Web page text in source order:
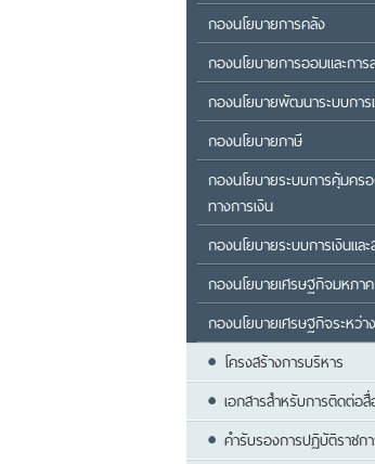
กองนโยบายการคลัง
กองนโยบายการออมและกา
กองนโยบายพัฒนาระบบการ
กองนโยบายภาษี
กองนโยบายระบบการคุ้มคร
ทางการเงิน
กองนโยบายระบบการเงินแล
กองนโยบายเศรษฐกิจมหภาค
กองนโยบายเศรษฐกิจระหว่า
โครงสร้างการบริหาร
เอกสารสำหรับการติดต่อสื่
คำรับรองการปฏิบัติราชก